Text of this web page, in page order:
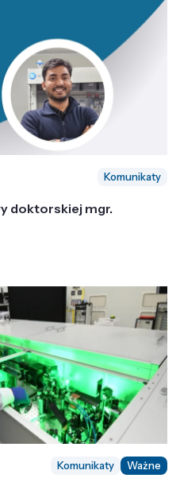
Komunikaty
doktorskiej mgr.
Komunikaty Ważne